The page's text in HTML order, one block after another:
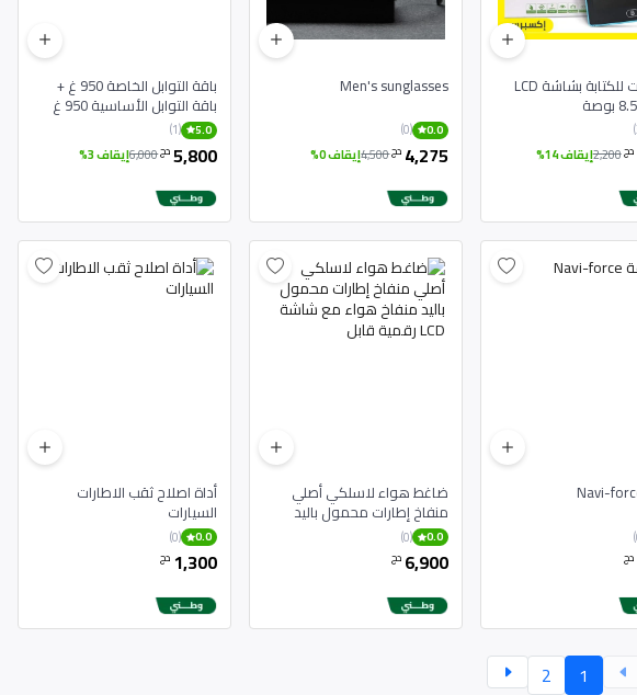
لوح تابلت للكتابة بشاشة LCD
دج2,200إيقاف 14%
Men's sunglasses
0.0
(0)
4,275 دج4,500إيقاف 0%
باقة التوابل الخاصة 950 غ +
باقة التوابل الأساسية 950 غ
5.0
(1)
5,800دج6,000إيقاف 3%
دج
ضاغط هواء لاسلكي أصلي
منفاخ إطارات محمول باليد
رقمية قابل
0.0
(0)
6,900 دج
أداة اصلاح ثقب الاطارات
السيارات
0.0
(0)
1,300 دج
1
2